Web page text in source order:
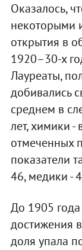
Оказалось,
некоторыми
открытия в
1920–30-х
Лауреаты,
добивались
среднем в
лет, химики -
отмеченных
показатели
46, медики -
До 1905
достижения
доля упала